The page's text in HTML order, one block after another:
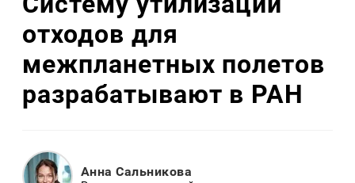
отходов для
межпланетных полетов
разрабатывают в РАН
Анна Сальникова